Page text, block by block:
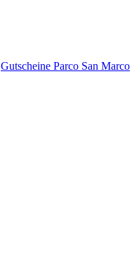
Gutscheine Parco San Marco